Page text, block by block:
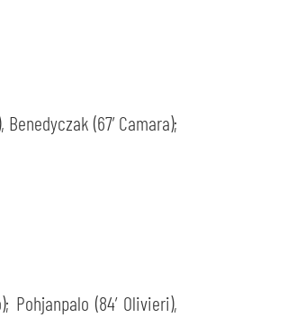
(67’ Camara);
Pohjanpalo (84’ Olivieri),